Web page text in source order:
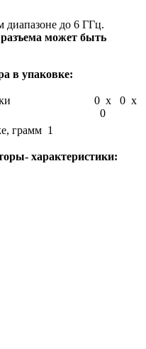
диапазоне до 6 ГГц.
может быть
в упаковке:
0 x 0 x
0
грамм 1
характеристики: